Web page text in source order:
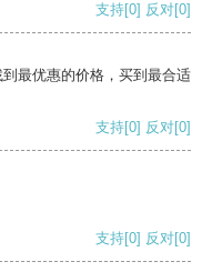
支持[0] 反对[0]
最优惠的价格，买到最合适
支持[0] 反对[0]
支持[0] 反对[0]